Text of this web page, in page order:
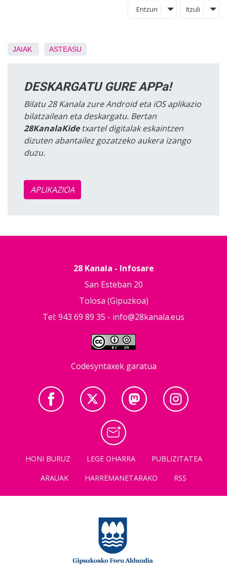
Entzun Itzuli
JAIAK ASTEASU
DESKARGATU GURE APPa!
Bilatu 28 Kanala zure Android eta iOS aplikazio
bilatzailean eta deskargatu. Bertan
28KanalaKidetxartel digitalak eskaintzen
dizuten abantailez gozatzeko aukera izango
duzu.
APLIKAZIOA
28 Kanala - Infosare
San Esteban 20
Tolosa (Gipuzkoa)
Tel: 943 69 89 35 - info@28kanala.eus
Codesyntaxek garatua
HONI BURUZ LEGE OHARRA
PUBLIZITATEA
ARAUAK
HARREMANETARAKO RSS